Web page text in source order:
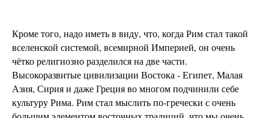
Кроме того, надо иметь в виду, что, когда Рим стал такой
вселенской системой, всемирной Империей, он очень
чётко религиозно разделился на две части.
Высокоразвитые цивилизации Востока - Египет, Малая
Азия, Сирия и даже Греция во многом подчинили себе
культуру Рима. Рим стал мыслить по-гречески с очень